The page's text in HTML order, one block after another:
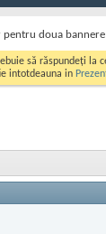
pentru doua bannere
să răspundeți
intotdeauna in